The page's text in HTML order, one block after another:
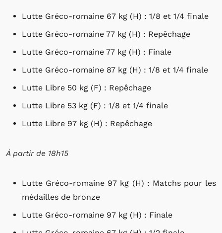
Lutte Gréco-romaine 67 kg (H) : 1/8 et 1/4 finale
Lutte Gréco-romaine 77 kg (H) : Repêchage
Lutte Gréco-romaine 77 kg (H) : Finale
Lutte Gréco-romaine 87 kg (H) : 1/8 et 1/4 finale
Lutte Libre 50 kg (F) : Repêchage
Lutte Libre 53 kg (F) : 1/8 et 1/4 finale
Lutte Libre 97 kg (H) : Repêchage
À partir de 18h15
Lutte Gréco-romaine 97 kg (H) : Matchs pour les
médailles de bronze
Lutte Gréco-romaine 97 kg (H) : Finale